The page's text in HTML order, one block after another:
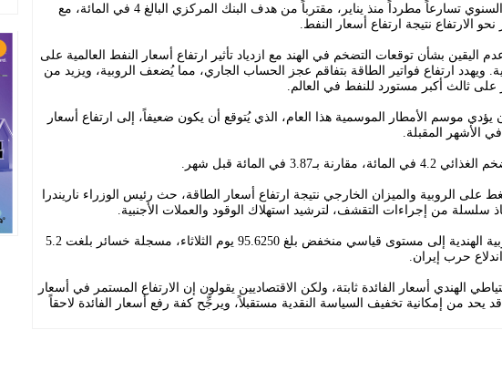
وشهد التضخم السنوي تسارعاً مطرداً منذ يناير، مقترباً من هدف البنك المركزي البالغ 4 في المائة، مع
الارتفاع نتيجة ارتفاع أسعار النفط.
اليقين بشأن توقعات التضخم في الهند مع ازدياد تأثير ارتفاع أسعار النفط العالمية على
ويهدد ارتفاع فواتير الطاقة بتفاقم عجز الحساب الجاري، مما يُضعف الروبية، ويزيد من
ثالث أكبر مستورد للنفط في العالم.
يؤدي موسم الأمطار الموسمية هذا العام، الذي يُتوقع أن يكون ضعيفاً، إلى ارتفاع أسعار
في الأشهر المقبلة.
بـ3.87 في المائة قبل شهر.
على الروبية والميزان الخارجي نتيجة ارتفاع أسعار الطاقة، حث رئيس الوزراء ناريندرا
سلسلة من إجراءات التقشف، لترشيد استهلاك الوقود والعملات الأجنبية.
وانخفضت الروبية الهندية إلى مستوى قياسي منخفض بلغ 95.6250 يوم الثلاثاء، مسجلة خسائر بلغت 5.2
حرب إيران.
الهندي أسعار الفائدة ثابتة، ولكن الاقتصاديين يقولون إن الارتفاع المستمر في أسعار
قد يحد من إمكانية تخفيف السياسة النقدية مستقبلاً، ويرجِّح كفة رفع أسعار الفائدة لاحقاً